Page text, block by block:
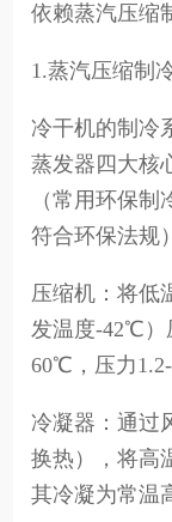
依赖蒸汽压缩
1.蒸汽压缩制
冷干机的制冷
蒸发器四大核
（常用环保制
符合环保法规
压缩机：将低
发温度-42℃）
60℃，压力1.2-
冷凝器：通过
换热），将高
其冷凝为常温